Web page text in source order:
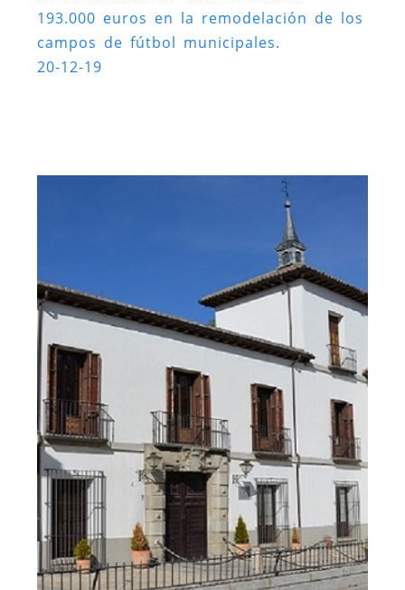
193.000 euros en la remodelación de los
campos de fútbol municipales.
20-12-19